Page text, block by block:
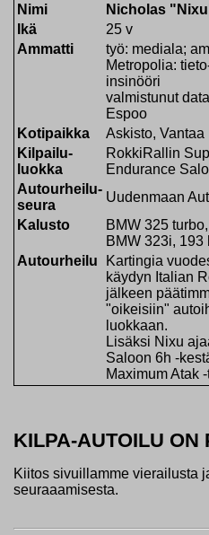
Nimi
Nicholas
Ikä
25 v
Ammatti
työ: mediala;
Metropolia:
insinööri
valmistunut
Espoo
Kotipaikka
Askisto, Vantaa
Kilpailu-
luokka
RokkiRallin
Endurance
Autourheilu-
seura
Uudenmaan
Kalusto
BMW 325
BMW 323i, 193
Autourheilu
Kartingia
käydyn Italian
jälkeen
"oikeisiin"
luokkaan.
Lisäksi Nixu
Saloon 6h -
Maximum Atak
KILPA-AUTOILU ON
Kiitos sivuillamme vierailusta
seuraaamisesta.